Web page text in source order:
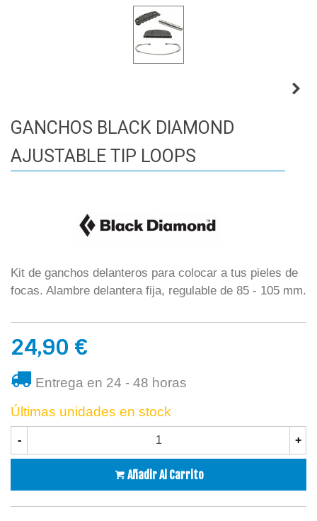
GANCHOS BLACK DIAMOND
AJUSTABLE TIP LOOPS
Kit de ganchos delanteros para colocar a tus pieles de
focas. Alambre delantera fija, regulable de 85 - 105 mm.
24,90 €
Entrega en 24 - 48 horas
Últimas unidades en stock
- +
Añadir Al Carrito